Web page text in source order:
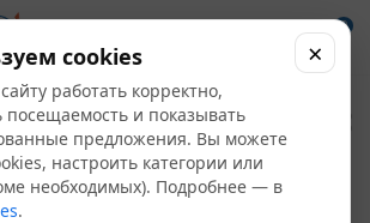
0
для
1
cookies
работать корректно,
посещаемость и показывать
предложения. Вы можете
настроить категории или
необходимых). Подробнее — в
.
×